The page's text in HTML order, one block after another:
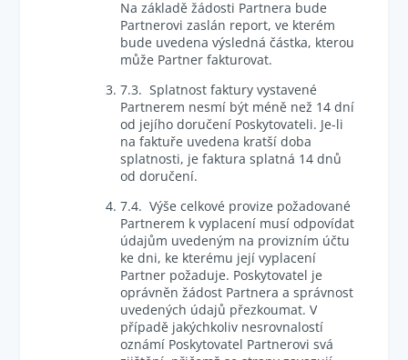
Na základě žádosti Partnera bude
Partnerovi zaslán report, ve kterém
bude uvedena výsledná částka, kterou
může Partner fakturovat.
7.3. Splatnost faktury vystavené
Partnerem nesmí být méně než 14 dní
od jejího doručení Poskytovateli. Je-li
na faktuře uvedena kratší doba
splatnosti, je faktura splatná 14 dnů
od doručení.
7.4. Výše celkové provize požadované
Partnerem k vyplacení musí odpovídat
údajům uvedeným na provizním účtu
ke dni, ke kterému její vyplacení
Partner požaduje. Poskytovatel je
oprávněn žádost Partnera a správnost
uvedených údajů přezkoumat. V
případě jakýchkoliv nesrovnalostí
oznámí Poskytovatel Partnerovi svá